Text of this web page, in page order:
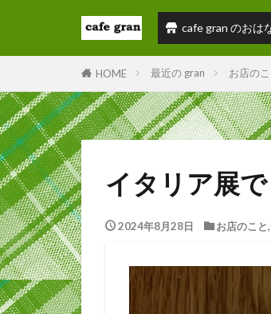
cafe gran のおは
HOME 最近の gran お店のこ
イタリア展
2024年8月28日 お店のこと,